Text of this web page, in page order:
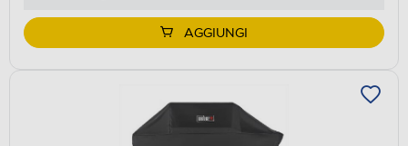
AGGIUNGI